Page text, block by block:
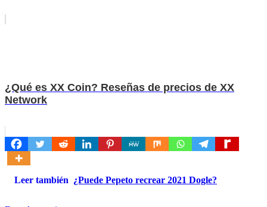
¿Qué es XX Coin? Reseñas de precios de XX
Network
Leer también ¿Puede Pepeto recrear 2021 Dogle?